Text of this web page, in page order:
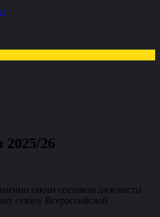
2025/26
таким составом дизелисты
сезону Всероссийской